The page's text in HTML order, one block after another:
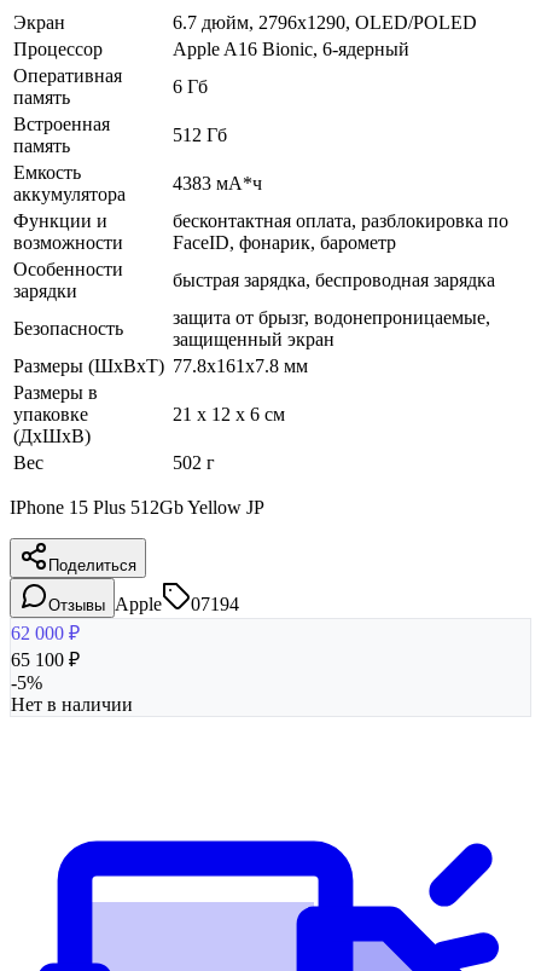
Экран
6.7 дюйм, 2796x1290, OLED/POLED
Процессор
Apple A16 Bionic, 6-ядерный
Оперативная
память
6 Гб
Встроенная
память
512 Гб
Емкость
аккумулятора
4383 мА*ч
Функции и
возможности
бесконтактная оплата, разблокировка по
FaceID, фонарик, барометр
Особенности
зарядки
быстрая зарядка, беспроводная зарядка
Безопасность
защита от брызг, водонепроницаемые,
защищенный экран
Размеры (ШхВхТ) 77.8x161x7.8 мм
Размеры в
упаковке
(ДхШхВ)
21 x 12 x 6 см
Вес 502 г
IPhone 15 Plus 512Gb Yellow JP
Поделиться
Отзывы Apple
07194
62 000 ₽
65 100 ₽
-5%
Нет в наличии